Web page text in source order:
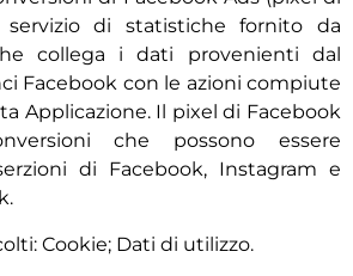
di statistiche fornito da
collega i dati provenienti dal
Facebook con le azioni compiute
Applicazione. Il pixel di Facebook
che possono essere
di Facebook, Instagram e
Cookie; Dati di utilizzo.